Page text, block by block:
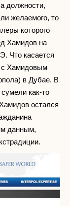
должности,
желаемого, то
которого
Хамидов на
Что касается
с Хамидовым
в Дубае. В
как-то
остался
данным,
экстрадиции.